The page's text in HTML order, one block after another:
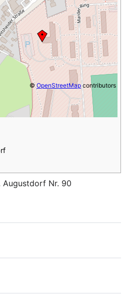
©OpenStreetMapcontributors
Augustdorf Nr. 90